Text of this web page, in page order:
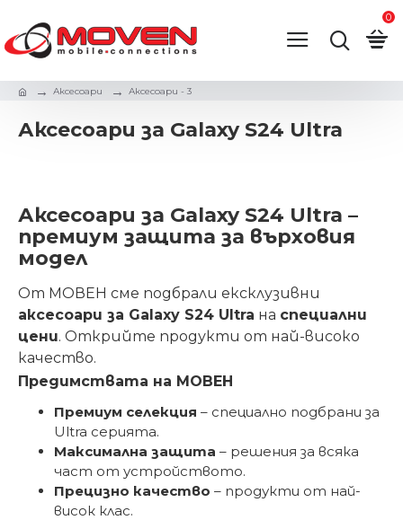
0
Аксесоари Аксесоари - 3
Аксесоари за Galaxy S24 Ultra
Аксесоари за Galaxy S24 Ultra –
премиум защита за върховия
модел
От МОВЕН сме подбрали ексклузивни
аксесоари за Galaxy S24 Ultra на специални
цени. Открийте продукти от най-високо
качество.
Предимствата на МОВЕН
Премиум селекция – специално подбрани за
Ultra серията.
Максимална защита – решения за всяка
част от устройството.
Прецизно качество – продукти от най-
висок клас.